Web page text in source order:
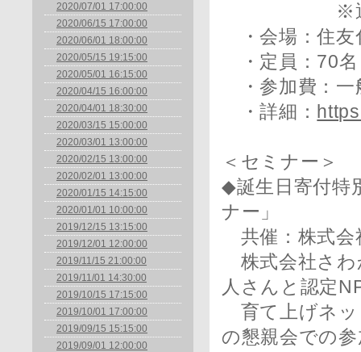
2020/07/01 17:00:00
2020/06/15 17:00:00
2020/06/01 18:00:00
2020/05/15 19:15:00
2020/05/01 16:15:00
2020/04/15 16:00:00
2020/04/01 18:30:00
2020/03/15 15:00:00
2020/03/01 13:00:00
2020/02/15 13:00:00
2020/02/01 13:00:00
2020/01/15 14:15:00
2020/01/01 10:00:00
2019/12/15 13:15:00
2019/12/01 12:00:00
2019/11/15 21:00:00
2019/11/01 14:30:00
2019/10/15 17:15:00
2019/10/01 17:00:00
2019/09/15 15:15:00
2019/09/01 12:00:00
※通常よ
・会場：住友
・定員：70名
・参加費：
・詳細：
＜セミナー＞
◆誕生日寄付特
ナー」
共催：株式会
株式会社さわ
人さんと認定
育て上げネッ
の懇親会での